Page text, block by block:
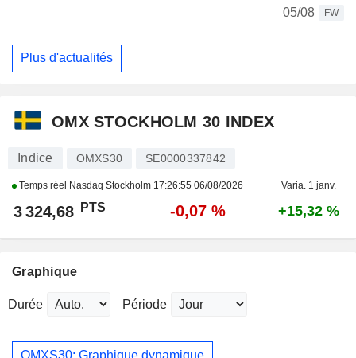
05/08
FW
Plus d'actualités
OMX STOCKHOLM 30 INDEX
Indice OMXS30 SE0000337842
Temps réel Nasdaq Stockholm 17:26:55 06/08/2026 Varia. 1 janv.
3 324,68 PTS -0,07 % +15,32 %
Graphique
Durée Période
OMXS30: Graphique dynamique